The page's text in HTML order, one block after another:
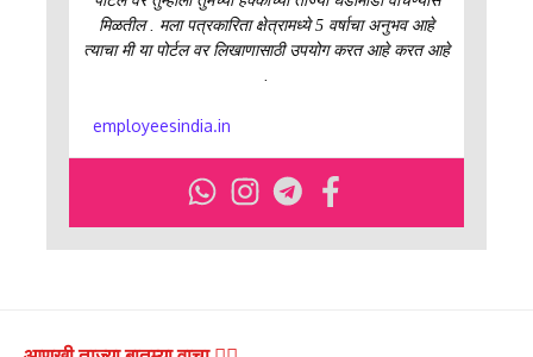
मिळतील . मला पत्रकारिता क्षेत्रामध्ये 5 वर्षाचा अनुभव आहे
त्याचा मी या पोर्टल वर लिखाणासाठी उपयोग करत आहे करत आहे
.
employeesindia.in